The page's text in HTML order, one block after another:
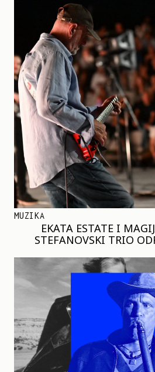
MUZIKA
EKATA ESTATE I
STEFANOVSKI TRIO